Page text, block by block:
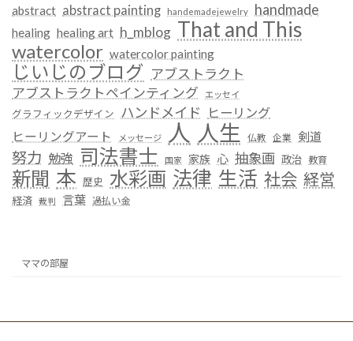
abstract abstract painting handemadejewelry handmade
healing healing art h_mblog That and This
watercolor watercolor painting
じいじのブログ アブストラクト
アブストラクトペインティング
エッセイ
グラフィックデザイン ハンドメイド ヒーリング
ヒーリングアート メッセージ 人 人生 仏教 企業 剣道
努力 勉強 司法書士 国家 家族 心 抽象画 政治 教育
新聞 本 歴史 水彩画 法律 生活 社会 経営
経済 裁判 言葉 過払い金
ママの部屋